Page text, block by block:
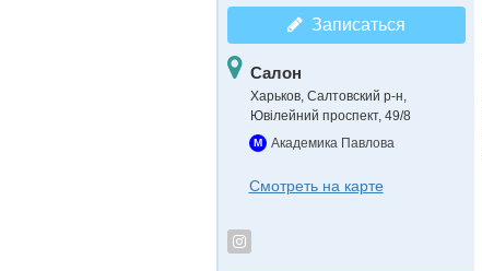
Записаться
Салон
Харьков, Салтовский р-н,
Ювілейний проспект, 49/8
M Академика Павлова
Смотреть на карте